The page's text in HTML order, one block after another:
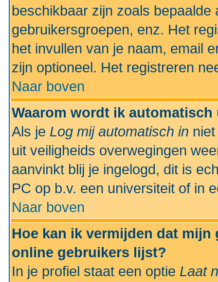
beschikbaar zijn zoals
gebruikersgroepen, enz. Het
het invullen van je naam, email
zijn optioneel. Het registreren
Naar boven
Waarom wordt ik
Als je Log mij automatisch in
uit veiligheids overwegingen
aanvinkt blij je ingelogd, dit is
PC op b.v. een universiteit of in
Naar boven
Hoe kan ik vermijden dat
online gebruikers lijst?
In je profiel staat een optie Laat